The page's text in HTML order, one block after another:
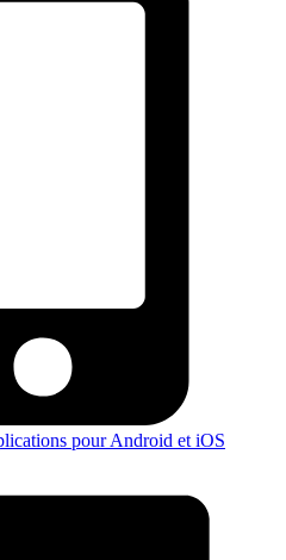
pour Android et iOS